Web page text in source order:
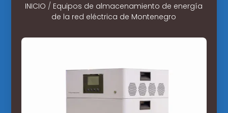
INICIO / Equipos de almacenamiento de energía
de la red eléctrica de Montenegro